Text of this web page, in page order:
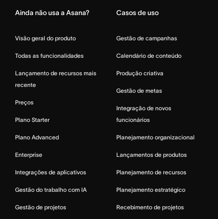
Ainda não usa a Asana?
Visão geral do produto
Todas as funcionalidades
Lançamento de recursos mais
recente
Preços
Plano Starter
Plano Advanced
Enterprise
Integrações de aplicativos
Gestão do trabalho com IA
Gestão de projetos
Casos de uso
Gestão de campanhas
Calendário de conteúdo
Produção criativa
Gestão de metas
Integração de novos
funcionários
Planejamento organizacional
Lançamentos de produtos
Planejamento de recursos
Planejamento estratégico
Recebimento de projetos